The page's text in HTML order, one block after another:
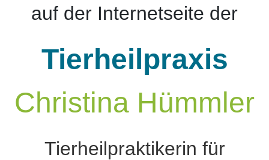
auf der Internetseite der
Tierhei lpraxis
Christina Hümmler
Tierheilpraktikerin für